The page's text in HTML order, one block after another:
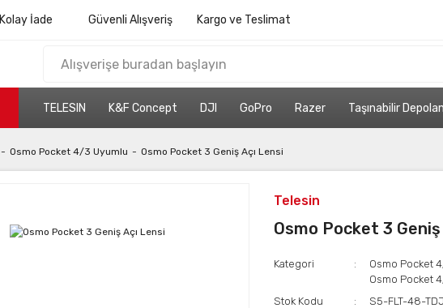
Kolay İade Güvenli Alışveriş Kargo ve Teslimat
TELESIN K&F Concept DJI GoPro Razer Taşınabilir
Osmo Pocket 4/3 Uyumlu Osmo Pocket 3 Geniş Açı Lensi
Telesin
Osmo Pocket 3 Geniş
Kategori Osmo Pocket
Osmo Pocket
Stok Kodu
S5-FLT-48-TDJ